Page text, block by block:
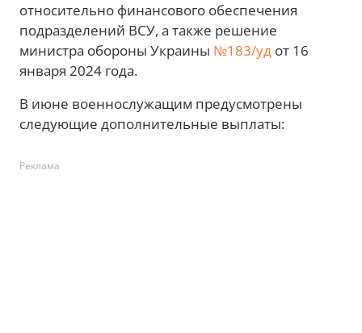
относительно финансового обеспечения
подразделений ВСУ, а также решение
министра обороны Украины №183/уд от 16
января 2024 года.
В июне военнослужащим предусмотрены
следующие дополнительные выплаты:
Реклама